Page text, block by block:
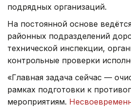
подрядных организаций.
На постоянной основе
районных подразделений
технической инспекции,
контрольные проверки
«Главная задача сейчас —
рамках подготовки к
мероприятиям.